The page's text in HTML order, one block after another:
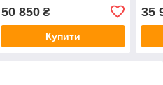
50 850₴
Купити
35